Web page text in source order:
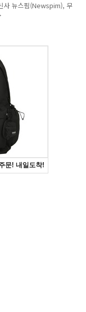
사 뉴스핌(Newspim), 무